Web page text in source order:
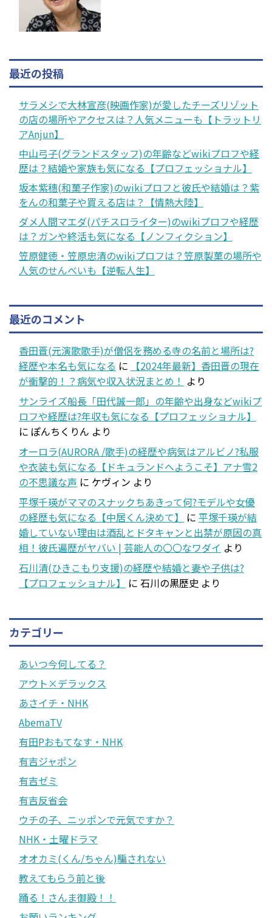
最近の投稿
サラメシで大林宣彦(映画作家)が愛したチーズリゾット
の店の場所やアクセスは？人気メニューも【トラットリ
アAnjun】
中山弓子(グランドスタッフ)の年齢などwikiプロフや経
歴は？結婚や家族も気になる【プロフェッショナル】
坂本紫穗(和菓子作家)のwikiプロフと彼氏や結婚は？紫
をんの和菓子や買える店は？【情熱大陸】
ダメ人間マエダ(パチスロライター)のwikiプロフや経歴
は？ガンや終活も気になる【ノンフィクション】
笠原健徳・笠原忠清のwikiプロフは？笠原製菓の場所や
人気のせんべいも【逆転人生】
最近のコメント
香田晋(元演歌歌手)が僧侶を務める寺の名前と場所は?
経歴や本名も気になる に
【2024年最新】香田晋の現在
が衝撃的！？病気や収入状況まとめ！ より
サンライズ船長「田代誠一郎」の年齢や出身などwikiプ
ロフや経歴は?年収も気になる【プロフェッショナル】
に ぽんちくりん より
オーロラ(AURORA /歌手)の経歴や病気はアルビノ?私服
や衣装も気になる【ドキュランドへようこそ】アナ雪2
の不思議な声 に ケヴィン より
平塚千瑛がママのスナックちあきって何?モデルや女優
の経歴も気になる【中居くん決めて】
に 平塚千瑛が結
婚していない理由は酒乱とドタキャンと出禁が原因の真
相！彼氏遍歴がヤバい | 芸能人の〇〇なワダイ より
石川清(ひきこもり支援)の経歴や結婚と妻や子供は?
【プロフェッショナル】
に 石川の黒歴史 より
カテゴリー
あいつ今何してる？
アウト×デラックス
あさイチ・NHK
AbemaTV
有田Pおもてなす・NHK
有吉ジャポン
有吉ゼミ
有吉反省会
ウチの子、ニッポンで元気ですか？
NHK・土曜ドラマ
オオカミ(くん/ちゃん)騙されない
教えてもらう前と後
踊る！さんま御殿！！